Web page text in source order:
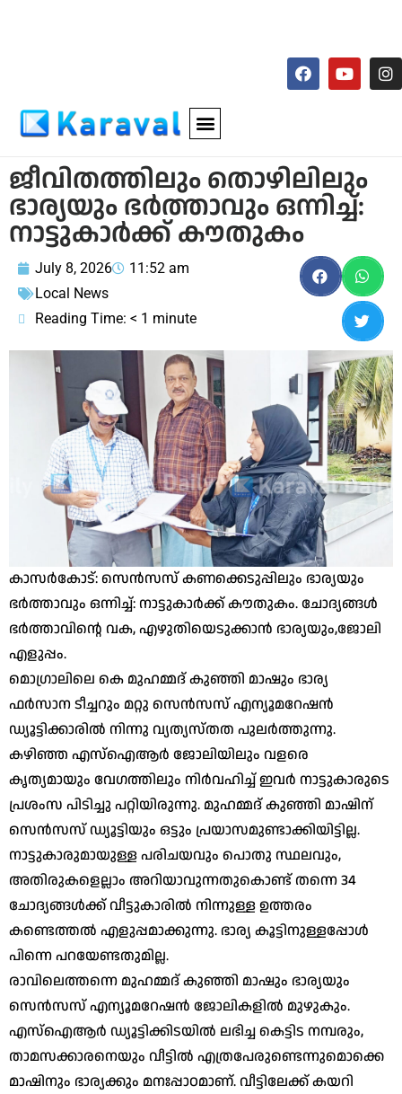
ജീവിതത്തിലും തൊഴിലിലും
ഭാര്യയും ഭര്‍ത്താവും ഒന്നിച്ച്:
നാട്ടുകാര്‍ക്ക് കൗതുകം
July 8, 2026
11:52 am
Local News
Reading Time: < 1 minute
കാസര്‍കോട്: സെന്‍സസ് കണക്കെടുപ്പിലും ഭാര്യയും
ഭര്‍ത്താവും ഒന്നിച്ച്: നാട്ടുകാര്‍ക്ക് കൗതുകം. ചോദ്യങ്ങള്‍
ഭര്‍ത്താവിന്റെ വക, എഴുതിയെടുക്കാന്‍ ഭാര്യയും,ജോലി
എളുപ്പം.
മൊഗ്രാലിലെ കെ മുഹമ്മദ് കുഞ്ഞി മാഷും ഭാര്യ
ഫര്‍സാന ടീച്ചറും മറ്റു സെന്‍സസ് എന്യൂമറേഷന്‍
ഡ്യൂട്ടിക്കാരില്‍ നിന്നു വ്യത്യസ്തത പുലര്‍ത്തുന്നു.
കഴിഞ്ഞ എസ്‌ഐആര്‍ ജോലിയിലും വളരെ
കൃത്യമായും വേഗത്തിലും നിര്‍വഹിച്ച് ഇവര്‍ നാട്ടുകാരുടെ
പ്രശംസ പിടിച്ചു പറ്റിയിരുന്നു. മുഹമ്മദ് കുഞ്ഞി മാഷിന്
സെന്‍സസ് ഡ്യൂട്ടിയും ഒട്ടും പ്രയാസമുണ്ടാക്കിയിട്ടില്ല.
നാട്ടുകാരുമായുള്ള പരിചയവും പൊതു സ്ഥലവും,
അതിരുകളെല്ലാം അറിയാവുന്നതുകൊണ്ട് തന്നെ 34
ചോദ്യങ്ങള്‍ക്ക് വീട്ടുകാരില്‍ നിന്നുള്ള ഉത്തരം
കണ്ടെത്തല്‍ എളുപ്പമാക്കുന്നു. ഭാര്യ കൂട്ടിനുള്ളപ്പോള്‍
പിന്നെ പറയേണ്ടതുമില്ല.
രാവിലെത്തന്നെ മുഹമ്മദ് കുഞ്ഞി മാഷും ഭാര്യയും
സെന്‍സസ് എന്യൂമറേഷന്‍ ജോലികളില്‍ മുഴുകും.
എസ്‌ഐആര്‍ ഡ്യൂട്ടിക്കിടയില്‍ ലഭിച്ച കെട്ടിട നമ്പരും,
താമസക്കാരനെയും വീട്ടില്‍ എത്രപേരുണ്ടെന്നുമൊക്കെ
മാഷിനും ഭാര്യക്കും മനഃപ്പാഠമാണ്. വീട്ടിലേക്ക് കയറി